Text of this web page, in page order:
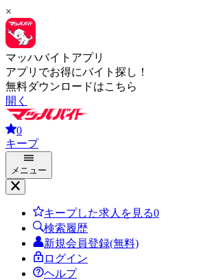
×
マッハバイトアプリ
アプリでお得にバイト探し！
無料ダウンロードはこちら
開く
0
キープ
メニュー
キープした求人を見る0
検索履歴
新規会員登録(無料)
ログイン
ヘルプ